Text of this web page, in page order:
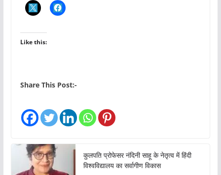
Like this:
Share This Post:-
कुलपति प्रोफेसर नंदिनी साहू के नेतृत्व में हिंदी
विश्वविद्यालय का सर्वागीण विकास